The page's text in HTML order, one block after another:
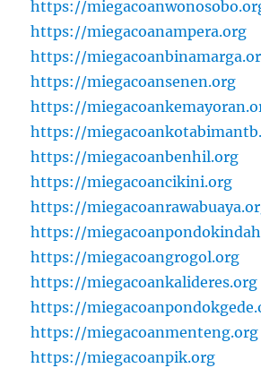
https://
https://miegacoanampera.org
https://
https://miegacoansenen.org
https://
https://
https://miegacoanbenhil.org
https://miegacoancikini.org
https://
https://
https://miegacoangrogol.org
https://miegacoankalideres.org
https://
https://miegacoanmenteng.org
https://miegacoanpik.org